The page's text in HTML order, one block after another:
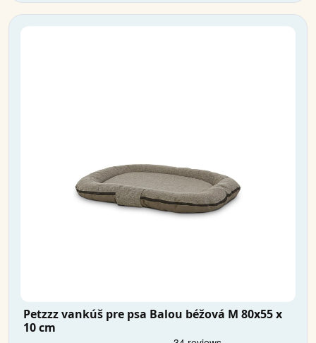
Petzzz vankúš pre psa Balou béžová M 80x55 x
10 cm